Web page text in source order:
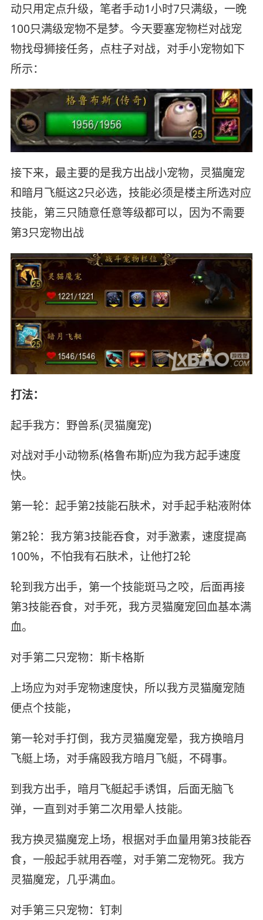
动只用定点升级，笔者手动1小时7只满级，一晚
100只满级宠物不是梦。今天要塞宠物栏对战宠
物找母狮接任务，点柱子对战，对手小宠物如下
所示：
接下来，最主要的是我方出战小宠物，灵猫魔宠
和暗月飞艇这2只必选，技能必须是楼主所选对应
技能，第三只随意任意等级都可以，因为不需要
第3只宠物出战
打法：
起手我方：野兽系(灵猫魔宠)
对战对手小动物系(格鲁布斯)应为我方起手速度
快。
第一轮：起手第2技能石肤术，对手起手粘液附体
第2轮：我方第3技能吞食，对手激素，速度提高
100%，不怕我有石肤术，让他打2轮
轮到我方出手，第一个技能斑马之咬，后面再接
第3技能吞食，对手死，我方灵猫魔宠回血基本满
血。
对手第二只宠物：斯卡格斯
上场应为对手宠物速度快，所以我方灵猫魔宠随
便点个技能，
第一轮对手打倒，我方灵猫魔宠晕，我方换暗月
飞艇上场，对手痛殴我方暗月飞艇，不碍事。
到我方出手，暗月飞艇起手诱饵，后面无脑飞
弹，一直到对手第二次用晕人技能。
我方换灵猫魔宠上场，根据对手血量用第3技能吞
食，一般起手就用吞噬，对手第二宠物死。我方
灵猫魔宠，几乎满血。
对手第三只宠物：钉刺